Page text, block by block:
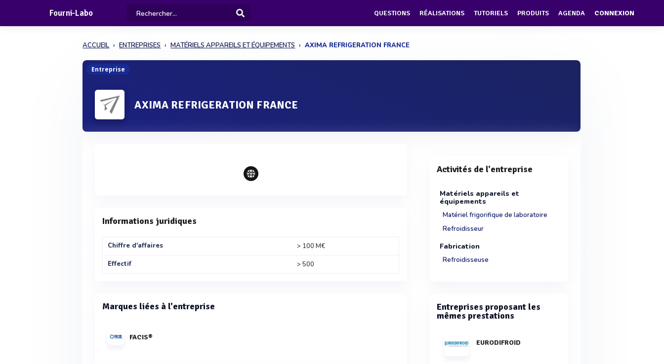
Fourni-Labo QUESTIONS RÉALISATIONS TUTORIELS PRODUITS AGENDA CONNEXION
ACCUEIL ENTREPRISES MATÉRIELS APPAREILS ET ÉQUIPEMENTS AXIMA REFRIGERATION FRANCE
Entreprise
AXIMA REFRIGERATION FRANCE
Informations juridiques
Chiffre d'affaires
> 100 M€
Effectif
> 500
Marques liées à l'entreprise
FACIS®
Activités de l'entreprise
Matériels appareils et
équipements
Matériel frigorifique de laboratoire
Refroidisseur
Fabrication
Refroidisseuse
Entreprises proposant les
mêmes prestations
EURODIFROID